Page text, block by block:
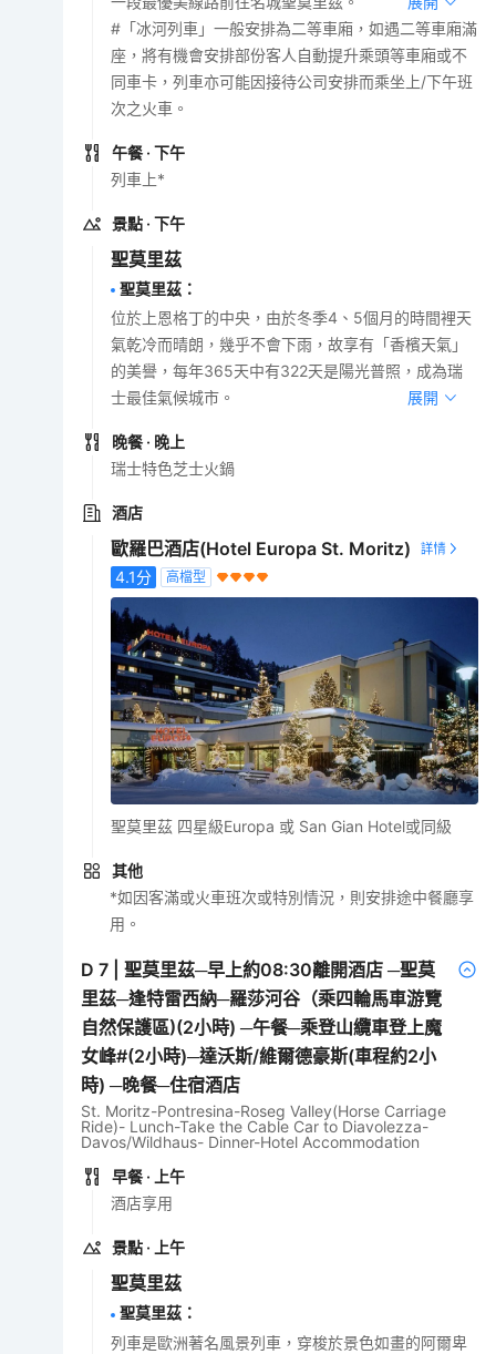
#「冰河列車」一般安排為二等車廂，如遇二等車廂滿
座，將有機會安排部份客人自動提升乘頭等車廂或不
同車卡，列車亦可能因接待公司安排而乘坐上/下午班
次之火車。
午餐 · 下午
列車上*
景點 · 下午
聖莫里茲
聖莫里茲 ：
位於上恩格丁的中央，由於冬季4、5個月的時間裡天
氣乾冷而晴朗，幾乎不會下雨，故享有「香檳天氣」
的美譽，每年365天中有322天是陽光普照，成為瑞
士最佳氣候城市。
展開
晚餐 · 晚上
瑞士特色芝士火鍋
酒店
歐羅巴酒店(Hotel Europa St. Moritz)
4.1分 高檔型
聖莫里茲 四星級Europa 或 San Gian Hotel或同級
其他
*如因客滿或火車班次或特別情況，則安排途中餐廳享
用。
D7 |聖莫里茲─早上約08:30離開酒店 ─聖莫
里茲─逢特雷西納─羅莎河谷（乘四輪馬車游覽
自然保護區)(2小時) ─午餐─乘登山纜車登上魔
女峰#(2小時)─達沃斯/維爾德豪斯(車程約2小
時) ─晚餐─住宿酒店
St. Moritz-Pontresina-Roseg Valley(Horse Carriage
Ride)- Lunch-Take the Cable Car to Diavolezza-
Davos/Wildhaus- Dinner-Hotel Accommodation
早餐 · 上午
酒店享用
景點 · 上午
聖莫里茲
聖莫里茲 ：
列車是歐洲著名風景列車，穿梭於景色如畫的阿爾卑